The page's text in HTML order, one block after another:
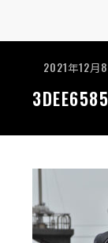
2021年12月